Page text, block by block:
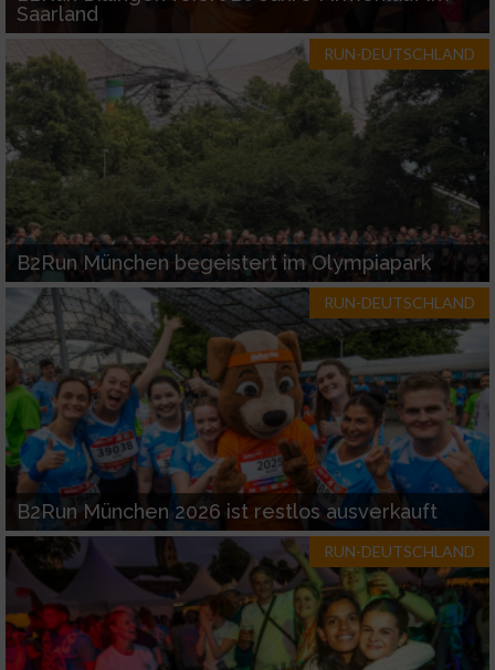
Saarland
RUN-DEUTSCHLAND
B2Run München begeistert im Olympiapark
RUN-DEUTSCHLAND
B2Run München 2026 ist restlos ausverkauft
RUN-DEUTSCHLAND
Werbung